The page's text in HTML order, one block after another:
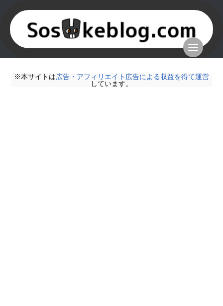
※本サイトは広告・アフィリエイト広告による収益を得て運営
しています。